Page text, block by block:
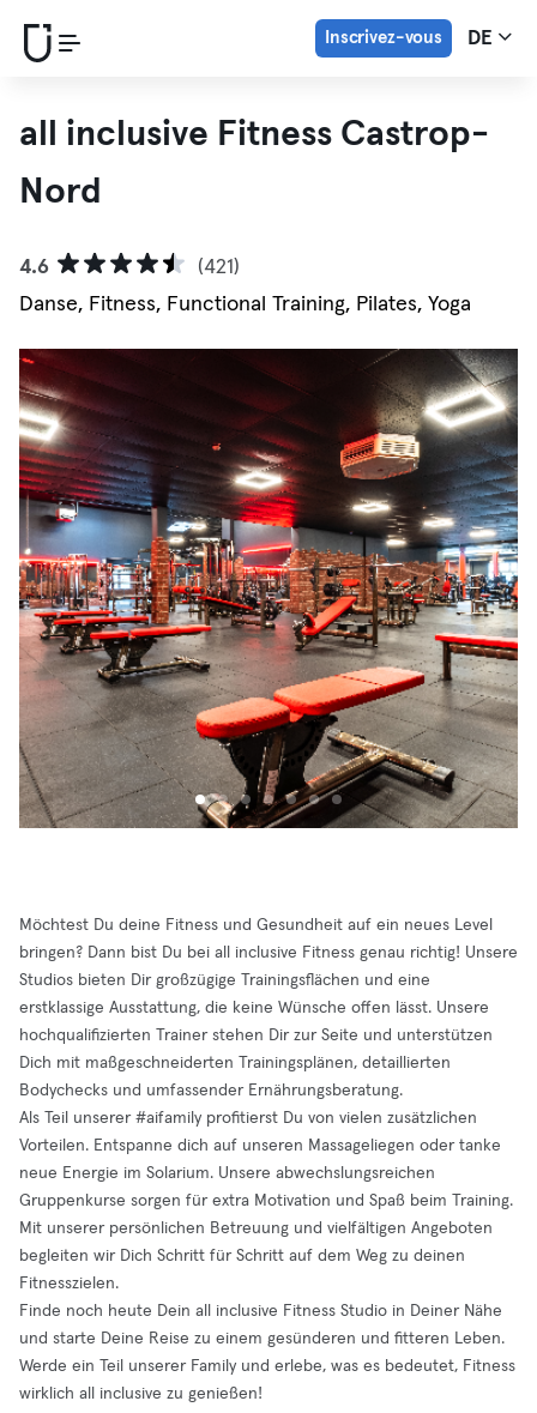
Inscrivez-vous DE
all inclusive Fitness Castrop-
Nord
4.6
(421)
Danse, Fitness, Functional Training, Pilates, Yoga
Möchtest Du deine Fitness und Gesundheit auf ein neues Level
bringen? Dann bist Du bei all inclusive Fitness genau richtig! Unsere
Studios bieten Dir großzügige Trainingsflächen und eine
erstklassige Ausstattung, die keine Wünsche offen lässt. Unsere
hochqualifizierten Trainer stehen Dir zur Seite und unterstützen
Dich mit maßgeschneiderten Trainingsplänen, detaillierten
Bodychecks und umfassender Ernährungsberatung.
Als Teil unserer #aifamily profitierst Du von vielen zusätzlichen
Vorteilen. Entspanne dich auf unseren Massageliegen oder tanke
neue Energie im Solarium. Unsere abwechslungsreichen
Gruppenkurse sorgen für extra Motivation und Spaß beim Training.
Mit unserer persönlichen Betreuung und vielfältigen Angeboten
begleiten wir Dich Schritt für Schritt auf dem Weg zu deinen
Fitnesszielen.
Finde noch heute Dein all inclusive Fitness Studio in Deiner Nähe
und starte Deine Reise zu einem gesünderen und fitteren Leben.
Werde ein Teil unserer Family und erlebe, was es bedeutet, Fitness
wirklich all inclusive zu genießen!